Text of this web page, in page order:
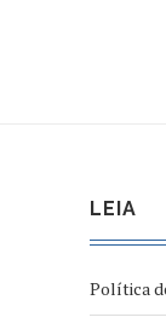
LEIA
Política